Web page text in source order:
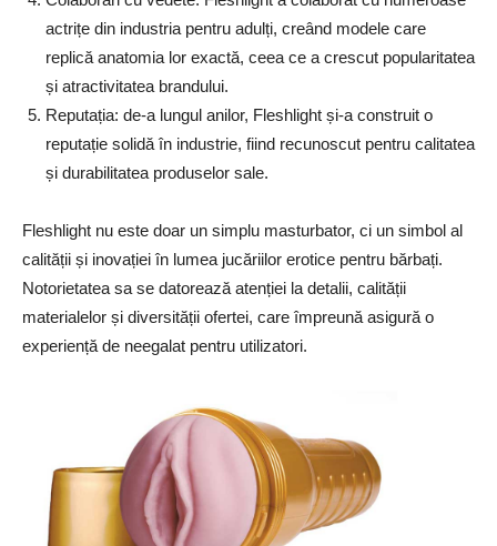
actrițe din industria pentru adulți, creând modele care
replică anatomia lor exactă, ceea ce a crescut popularitatea
și atractivitatea brandului.
Reputația: de-a lungul anilor, Fleshlight și-a construit o
reputație solidă în industrie, fiind recunoscut pentru calitatea
și durabilitatea produselor sale.
Fleshlight nu este doar un simplu masturbator, ci un simbol al
calității și inovației în lumea jucăriilor erotice pentru bărbați.
Notorietatea sa se datorează atenției la detalii, calității
materialelor și diversității ofertei, care împreună asigură o
experiență de neegalat pentru utilizatori.